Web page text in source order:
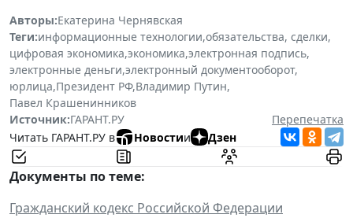
Авторы:Екатерина Чернявская
Теги:информационные технологии,обязательства, сделки,
цифровая экономика,экономика,электронная подпись,
электронные деньги,электронный документооборот,
юрлица,Президент РФ,Владимир Путин,
Павел Крашенинников
Источник:ГАРАНТ.РУ
Перепечатка
Читать ГАРАНТ.РУ в
Новостии Дзен
Документы по теме:
Гражданский кодекс Российской Федерации